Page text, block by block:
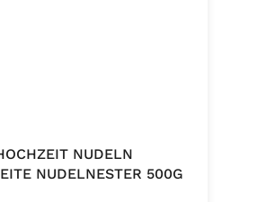
NUDELN
NUDELNESTER 500G